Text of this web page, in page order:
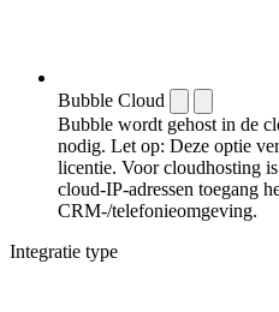
Bubble Cloud
Bubble wordt gehost in de
nodig. Let op: Deze optie
licentie. Voor cloudhosting
cloud-IP-adressen toegang
CRM-/telefonieomgeving.
Integratie type